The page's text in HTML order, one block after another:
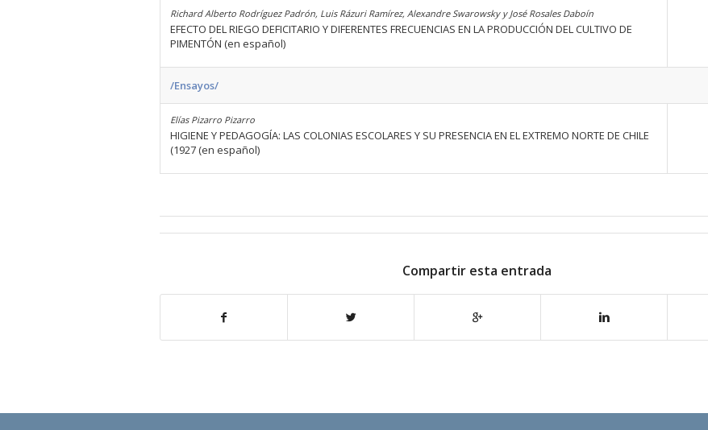
Richard Alberto Rodríguez Padrón, Luis Rázuri Ramírez, Alexandre Swarowsky y José Rosales Daboín
EFECTO DEL RIEGO DEFICITARIO Y DIFERENTES FRECUENCIAS EN LA PRODUCCIÓN DEL CULTIVO DE
PIMENTÓN (en español)
/Ensayos/
Elías Pizarro Pizarro
HIGIENE Y PEDAGOGÍA: LAS COLONIAS ESCOLARES Y SU PRESENCIA EN EL EXTREMO NORTE DE CHILE
(1927 (en español)
Compartir esta entrada